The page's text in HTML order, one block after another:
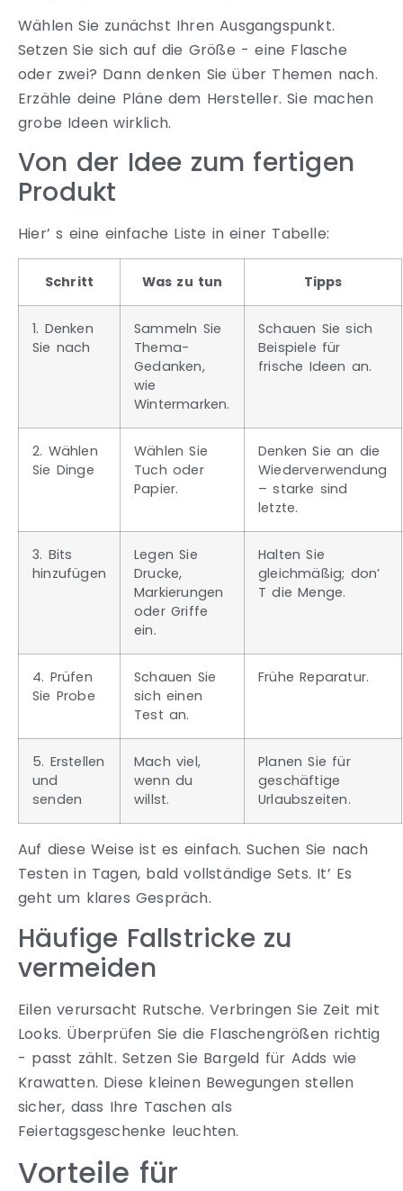
Wählen Sie zunächst Ihren Ausgangspunkt.
Setzen Sie sich auf die Größe - eine Flasche
oder zwei? Dann denken Sie über Themen nach.
Erzähle deine Pläne dem Hersteller. Sie machen
grobe Ideen wirklich.
Von der Idee zum fertigen
Produkt
Hier’ s eine einfache Liste in einer Tabelle:
Schritt Was zu tun Tipps
1. Denken
Sie nach
Sammeln Sie
Thema-
Gedanken,
wie
Wintermarken.
Schauen Sie sich
Beispiele für
frische Ideen an.
2. Wählen
Sie Dinge
Wählen Sie
Tuch oder
Papier.
Denken Sie an die
Wiederverwendung
– starke sind
letzte.
3. Bits
hinzufügen
Legen Sie
Drucke,
Markierungen
oder Griffe
ein.
Halten Sie
gleichmäßig; don’
T die Menge.
4. Prüfen
Sie Probe
Schauen Sie
sich einen
Test an.
Frühe Reparatur.
5. Erstellen
und
senden
Mach viel,
wenn du
willst.
Planen Sie für
geschäftige
Urlaubszeiten.
Auf diese Weise ist es einfach. Suchen Sie nach
Testen in Tagen, bald vollständige Sets. It’ Es
geht um klares Gespräch.
Häufige Fallstricke zu
vermeiden
Eilen verursacht Rutsche. Verbringen Sie Zeit mit
Looks. Überprüfen Sie die Flaschengrößen richtig
- passt zählt. Setzen Sie Bargeld für Adds wie
Krawatten. Diese kleinen Bewegungen stellen
sicher, dass Ihre Taschen als
Feiertagsgeschenke leuchten.
Vorteile für